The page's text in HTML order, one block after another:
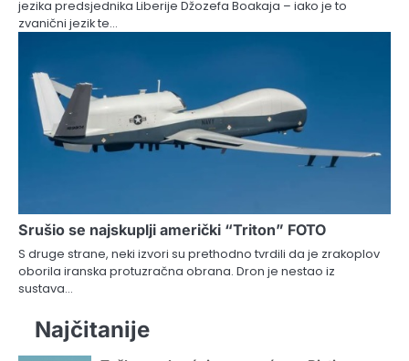
jezika predsjednika Liberije Džozefa Boakaja – iako je to
zvanični jezik te…
Srušio se najskuplji američki “Triton” FOTO
S druge strane, neki izvori su prethodno tvrdili da je zrakoplov
oborila iranska protuzračna obrana. Dron je nestao iz
sustava…
Najčitanije